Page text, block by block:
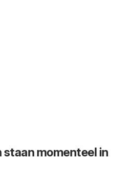
staan momenteel in